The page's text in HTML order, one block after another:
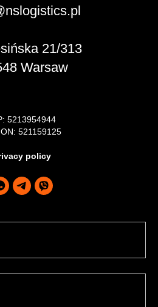
21/313
Warsaw
5213954944
521159125
policy